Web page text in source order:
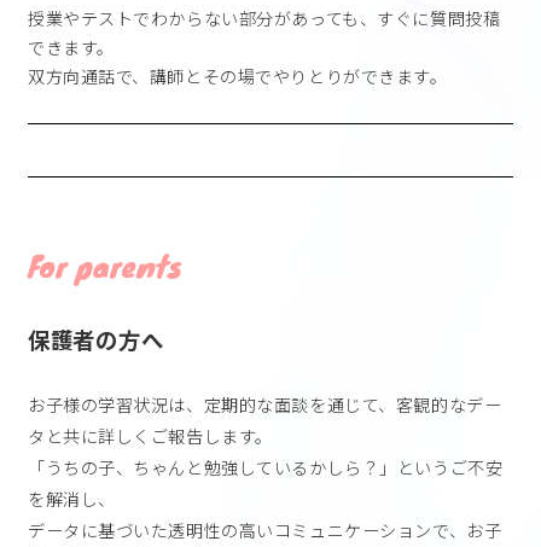
授業やテストでわからない部分があっても、すぐに質問投稿
できます。
双方向通話で、講師とその場でやりとりができます。
For parents
保護者の方へ
お子様の学習状況は、定期的な面談を通じて、客観的なデー
タと共に詳しくご報告します。
「うちの子、ちゃんと勉強しているかしら？」というご不安
を解消し、
データに基づいた透明性の高いコミュニケーションで、お子